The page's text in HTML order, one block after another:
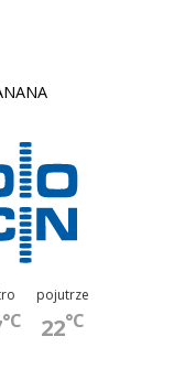
°C
pojutrze
22°C